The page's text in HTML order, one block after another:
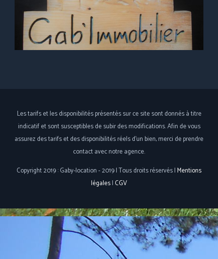
Les tarifs et les disponibilités présentés sur ce site sont donnés à titre
indicatif et sont susceptibles de subir des modifications. Afin de vous
assurez des tarifs et des disponibilités réels d'un bien, merci de prendre
contact avec notre agence.
Copyright 2019 : Gaby-location - 2019 | Tous droits réservés |Mentions
légales| CGV